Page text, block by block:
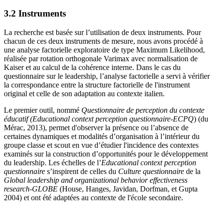
3.2 Instruments
La recherche est basée sur l’utilisation de deux instruments. Pour
chacun de ces deux instruments de mesure, nous avons procédé à
une analyse factorielle exploratoire de type Maximum Likelihood,
réalisée par rotation orthogonale Varimax avec normalisation de
Kaiser et au calcul de la cohérence interne. Dans le cas du
questionnaire sur le leadership, l’analyse factorielle a servi à vérifier
la correspondance entre la structure factorielle de l'instrument
original et celle de son adaptation au contexte italien.
Le premier outil, nommé Questionnaire de perception du contexte
éducatif (Educational context perception questionnaire-ECPQ) (du
Mérac, 2013), permet d'observer la présence ou l’absence de
certaines dynamiques et modalités d’organisation à l’intérieur du
groupe classe et scout en vue d’étudier l'incidence des contextes
examinés sur la construction d’opportunités pour le développement
du leadership. Les échelles de l’Educational context perception
questionnaire s’inspirent de celles du Culture questionnaire de la
Global leadership and organizational behavior effectiveness
research-GLOBE (House, Hanges, Javidan, Dorfman, et Gupta
2004) et ont été adaptées au contexte de l'école secondaire.